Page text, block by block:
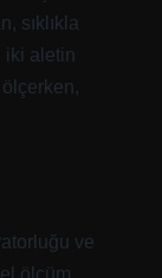
sıklıkla
iki aletin
ve
ölçüm